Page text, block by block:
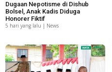
Dugaan Nepotisme di Dishub
Bolsel, Anak Kadis Diduga
Honorer Fiktif
5 hari yang lalu | News